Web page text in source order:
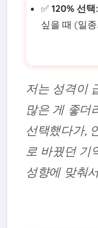
✅120% 선택:
싶을 때 (일
저는 성격이
많은 게 좋더
선택했다가,
로 바꿨던 기
성향에 맞춰